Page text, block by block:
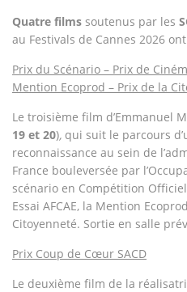
Quatre films soutenus par les
au Festivals de Cannes 2026
Prix du Scénario – Prix de
Mention Ecoprod – Prix de la
Le troisième film d’Emmanuel
19 et 20), qui suit le parcours
reconnaissance au sein de
France bouleversée par
scénario en Compétition
Essai AFCAE, la Mention
Citoyenneté. Sortie en salle
Prix Coup de Cœur SACD
Le deuxième film de la